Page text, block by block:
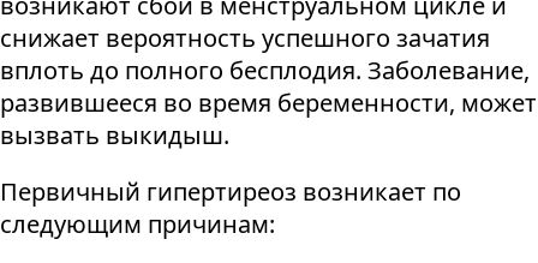
снижает вероятность успешного зачатия
вплоть до полного бесплодия. Заболевание,
развившееся во время беременности, может
вызвать выкидыш.
Первичный гипертиреоз возникает по
следующим причинам: